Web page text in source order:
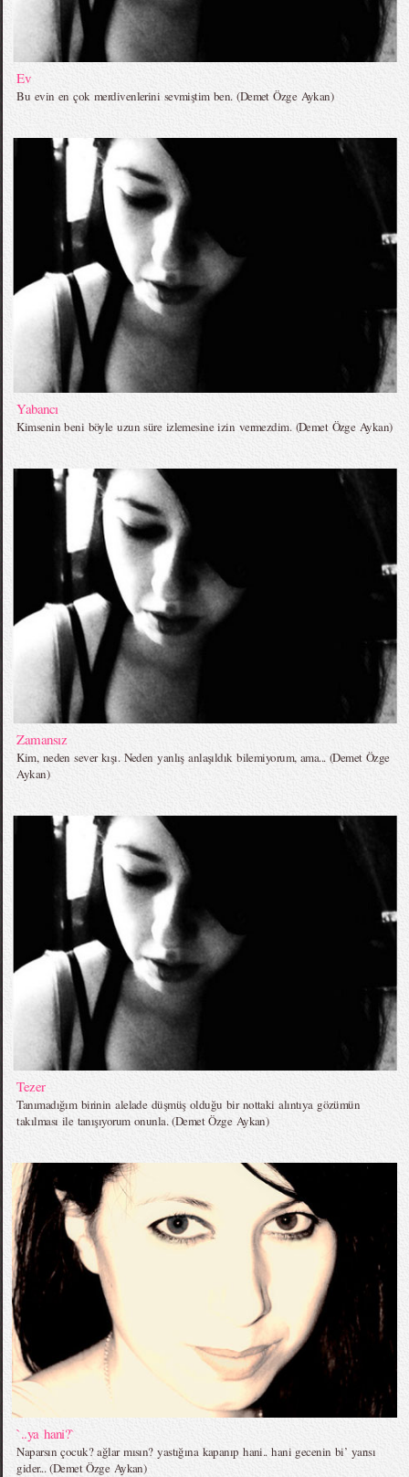
Ev
Bu evin en çok merdivenlerini sevmiştim ben. (Demet Özge Aykan)
Yabancı
Kimsenin beni böyle uzun süre izlemesine izin vermezdim. (Demet Özge Aykan)
Zamansız
Kim, neden sever kışı. Neden yanlış anlaşıldık bilemiyorum, ama... (Demet Özge
Aykan)
Tezer
Tanımadığım birinin alelade düşmüş olduğu bir nottaki alıntıya gözümün
takılması ile tanışıyorum onunla. (Demet Özge Aykan)
`..ya hani?`
Naparsın çocuk? ağlar mısın? yastığına kapanıp hani.. hani gecenin bi’ yarısı
gider... (Demet Özge Aykan)